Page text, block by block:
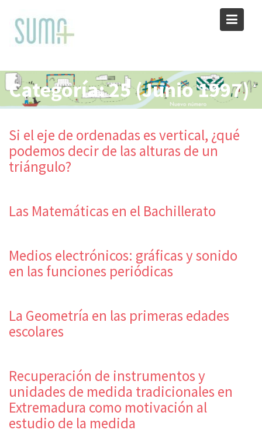
content
Categoría:25 (Junio 1997)
Si el eje de ordenadas es vertical, ¿qué
podemos decir de las alturas de un
triángulo?
Las Matemáticas en el Bachillerato
Medios electrónicos: gráficas y sonido
en las funciones periódicas
La Geometría en las primeras edades
escolares
Recuperación de instrumentos y
unidades de medida tradicionales en
Extremadura como motivación al
estudio de la medida